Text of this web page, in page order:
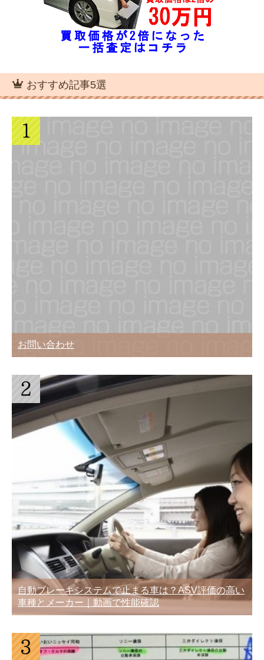
おすすめ記事5選
お問い合わせ
自動ブレーキシステムで止まる車は？ASV評価の高い
車種とメーカー｜動画で性能確認